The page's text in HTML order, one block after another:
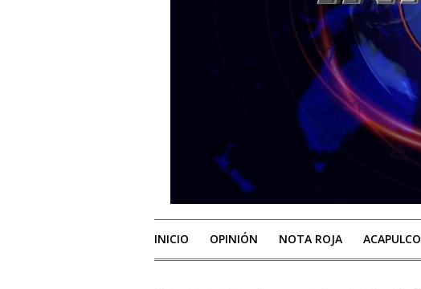
INICIO OPINIÓN NOTA ROJA ACAPULCO